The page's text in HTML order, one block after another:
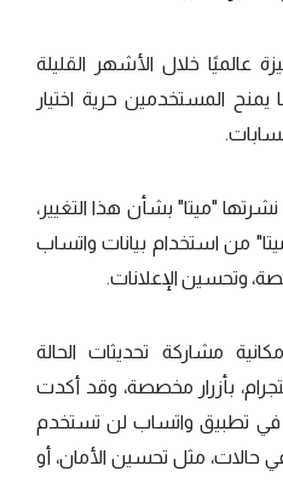
عالميًا خلال الأشهر القليلة
يمنح المستخدمين حرية اختيار
"ميتا" بشأن هذا التغيير،
من استخدام بيانات واتساب
وتحسين الإعلانات.
مشاركة تحديثات الحالة
بأزرار مخصصة، وقد أكدت
في تطبيق واتساب لن تستخدم
حالات، مثل تحسين الأمان، أو